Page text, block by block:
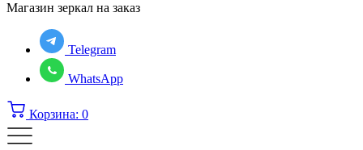
Магазин зеркал на заказ
Telegram
WhatsApp
Корзина: 0